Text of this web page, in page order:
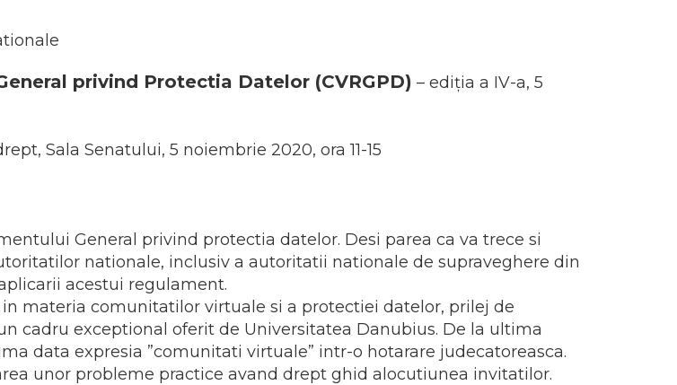
privind Protectia Datelor (CVRGPD) – ediția a IV-a, 5
Sala Senatului, 5 noiembrie 2020, ora 11-15
General privind protectia datelor. Desi parea ca va trece si
nationale, inclusiv a autoritatii nationale de supraveghere din
acestui regulament.
materia comunitatilor virtuale si a protectiei datelor, prilej de
cadru exceptional oferit de Universitatea Danubius. De la ultima
data expresia ”comunitati virtuale” intr-o hotarare judecatoreasca.
unor probleme practice avand drept ghid alocutiunea invitatilor.